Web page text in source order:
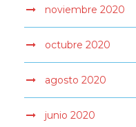
noviembre 2020
octubre 2020
agosto 2020
junio 2020